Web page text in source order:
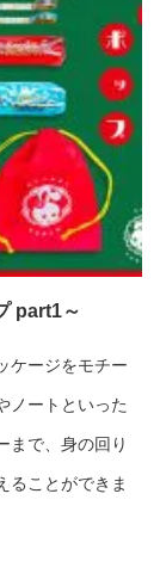
part1～
ケージをモチー
ノートといった
まで、身の回り
ることができま